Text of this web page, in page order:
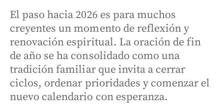
El paso hacia 2026 es para muchos
creyentes un momento de reflexión y
renovación espiritual. La oración de fin
de año se ha consolidado como una
tradición familiar que invita a cerrar
ciclos, ordenar prioridades y comenzar el
nuevo calendario con esperanza.